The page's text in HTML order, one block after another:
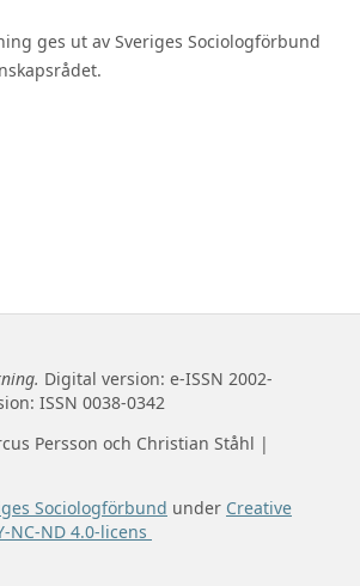
ges ut av Sveriges Sociologförbund
Digital version: e-ISSN 2002-
ISSN 0038-0342
Persson och Christian Ståhl |
Sociologförbund under Creative
NC-ND 4.0-licens